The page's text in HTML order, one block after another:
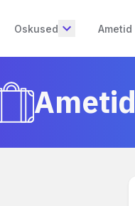
Oskused Ametid
Ametid